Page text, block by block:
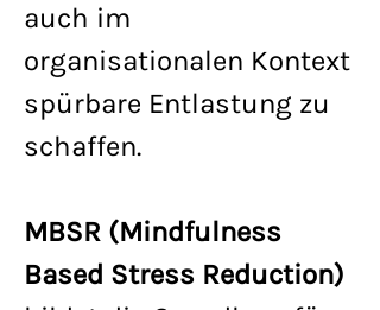
auch im
organisationalen Kontext
spürbare Entlastung zu
schaffen.
MBSR (Mindfulness
Based Stress Reduction)